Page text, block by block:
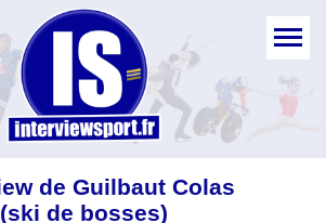
de Guilbaut Colas
(ski de bosses)